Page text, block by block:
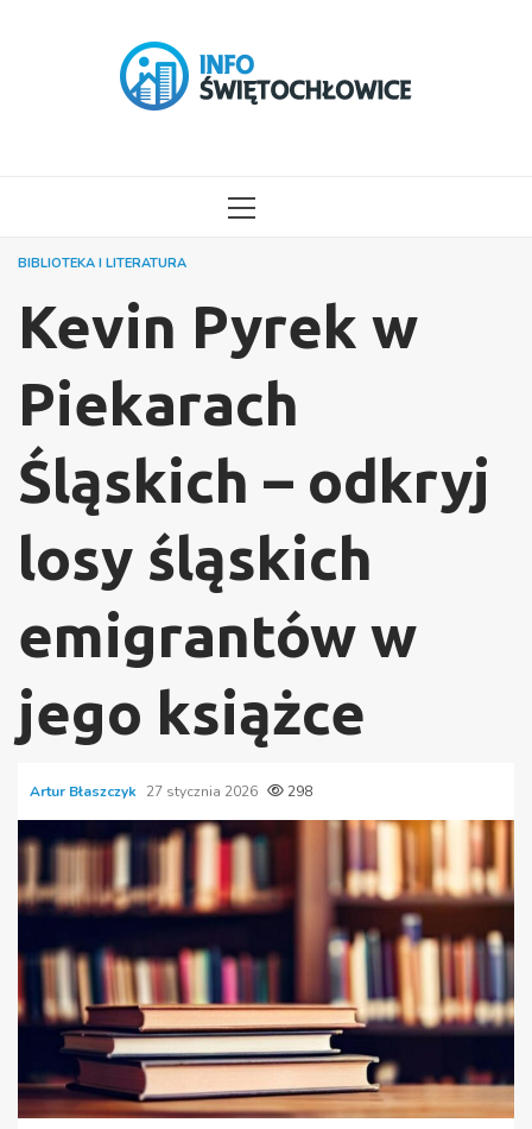
MENU
BIBLIOTEKA I LITERATURA
Kevin Pyrek w
Piekarach
Śląskich – odkryj
losy śląskich
emigrantów w
jego książce
Artur Błaszczyk 27 stycznia 2026 298